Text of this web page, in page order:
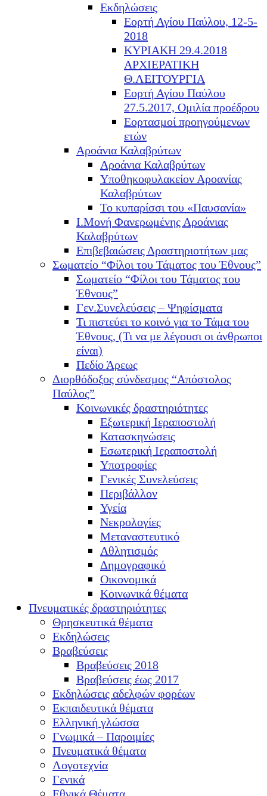
Εκδηλώσεις
Εορτή Αγίου Παύλου, 12-5-
2018
ΚΥΡΙΑΚΗ 29.4.2018
ΑΡΧΙΕΡΑΤΙΚΗ
Θ.ΛΕΙΤΟΥΡΓΙΑ
Εορτή Αγίου Παύλου
27.5.2017, Ομιλία προέδρου
Εορτασμοί προηγούμενων
ετών
Αροάνια Καλαβρύτων
Αροάνια Καλαβρύτων
Υποθηκοφυλακείον Αροανίας
Καλαβρύτων
Το κυπαρίσσι του «Παυσανία»
Ι.Μονή Φανερωμένης Αροάνιας
Καλαβρύτων
Επιβεβαιώσεις Δραστηριοτήτων μας
Σωματείο “Φίλοι του Τάματος του Έθνους”
Σωματείο “Φίλοι του Τάματος του
Έθνους”
Γεν.Συνελεύσεις – Ψηφίσματα
Τι πιστεύει το κοινό για το Τάμα του
Έθνους, (Τι να με λέγουσι οι άνθρωποι
είναι)
Πεδίο Άρεως
Διορθόδοξος σύνδεσμος “Απόστολος
Παύλος”
Κοινωνικές δραστηριότητες
Εξωτερική Ιεραποστολή
Κατασκηνώσεις
Εσωτερική Ιεραποστολή
Υποτροφίες
Γενικές Συνελεύσεις
Περιβάλλον
Υγεία
Νεκρολογίες
Μεταναστευτικό
Αθλητισμός
Δημογραφικό
Οικονομικά
Κοινωνικά θέματα
Πνευματικές δραστηριότητες
Θρησκευτικά θέματα
Εκδηλώσεις
Βραβεύσεις
Βραβεύσεις 2018
Βραβεύσεις έως 2017
Εκδηλώσεις αδελφών φορέων
Εκπαιδευτικά θέματα
Ελληνική γλώσσα
Γνωμικά – Παροιμίες
Πνευματικά θέματα
Λογοτεχνία
Γενικά